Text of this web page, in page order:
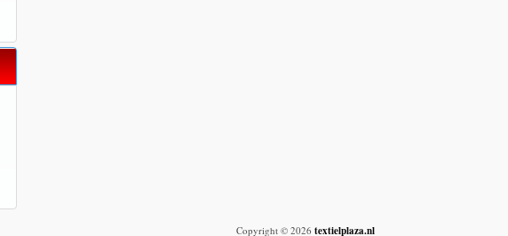
Copyright © 2026 textielplaza.nl